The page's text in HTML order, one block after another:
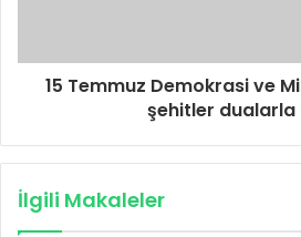
15 Temmuz Demokrasi ve
şehitler dualarla
İlgili Makaleler